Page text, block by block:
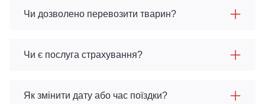
Чи дозволено перевозити тварин?
Чи є послуга страхування?
Як змінити дату або час поїздки?